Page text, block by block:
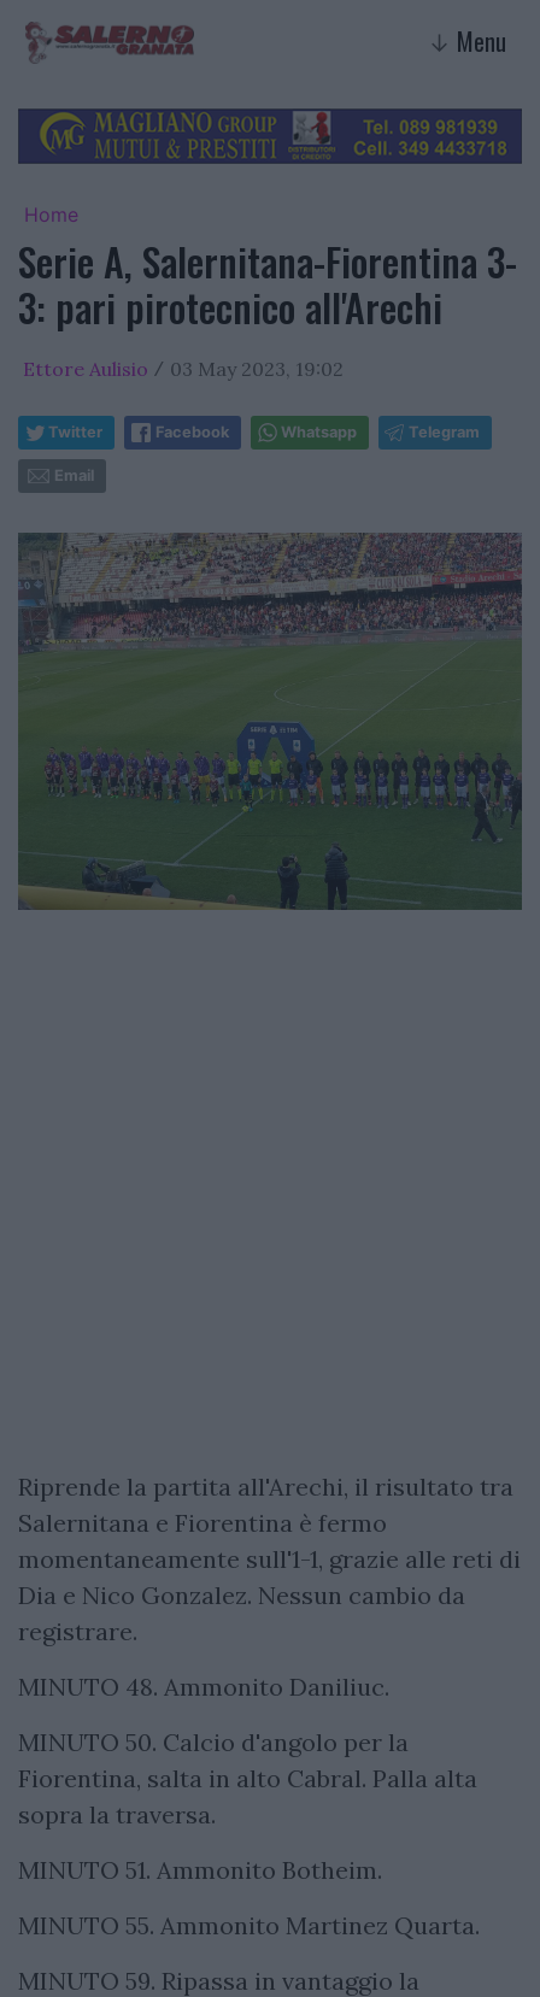
↓ Menu
Home
Serie A, Salernitana-Fiorentina 3-
3: pari pirotecnico all'Arechi
Ettore Aulisio / 03 May 2023, 19:02
Twitter Facebook Whatsapp Telegram
Email
Riprende la partita all'Arechi, il risultato tra
Salernitana e Fiorentina è fermo
momentaneamente sull'1-1, grazie alle reti di
Dia e Nico Gonzalez. Nessun cambio da
registrare.
MINUTO 48. Ammonito Daniliuc.
MINUTO 50. Calcio d'angolo per la
Fiorentina, salta in alto Cabral. Palla alta
sopra la traversa.
MINUTO 51. Ammonito Botheim.
MINUTO 55. Ammonito Martinez Quarta.
MINUTO 59. Ripassa in vantaggio la